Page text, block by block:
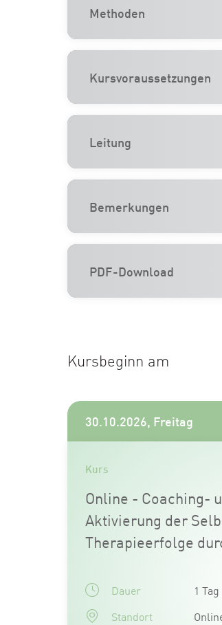
Methoden
Kursvoraussetzungen
Leitung
Bemerkungen
PDF-Download
Kursbeginn am
30.10.2026, Freitag
Kurs
Online - Coaching-
Aktivierung der
Therapieerfolge
Dauer
1 Tag
Standort